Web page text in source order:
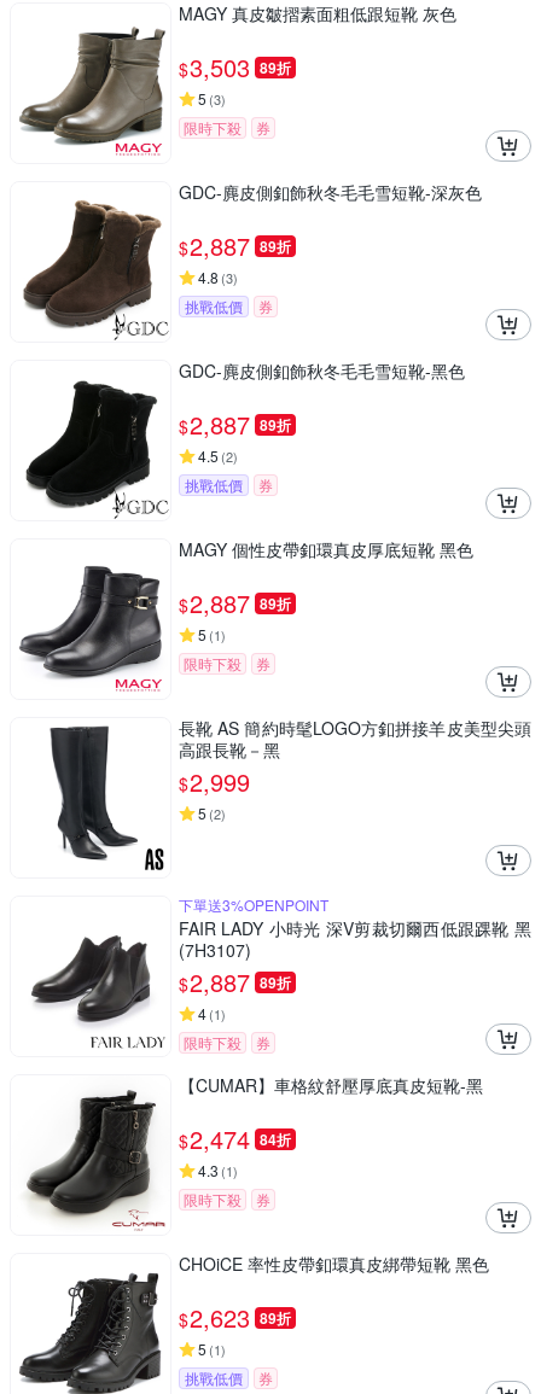
MAGY 真皮皺摺素面粗低跟短靴 灰色
$3,503 89折
5 (3)
限時下殺 券
GDC-麂皮側釦飾秋冬毛毛雪短靴-深灰色
$2,887 89折
4.8 (3)
挑戰低價 券
GDC-麂皮側釦飾秋冬毛毛雪短靴-黑色
$2,887 89折
4.5 (2)
挑戰低價 券
MAGY 個性皮帶釦環真皮厚底短靴 黑色
$2,887 89折
5 (1)
限時下殺 券
長靴 AS 簡約時髦LOGO方釦拼接羊皮美型尖頭
高跟長靴－黑
$2,999
5 (2)
下單送3%OPENPOINT
FAIR LADY 小時光 深V剪裁切爾西低跟踝靴 黑
(7H3107)
$2,887 89折
4(1)
限時下殺 券
【CUMAR】車格紋舒壓厚底真皮短靴-黑
$2,474 84折
4.3 (1)
限時下殺 券
CHOiCE 率性皮帶釦環真皮綁帶短靴 黑色
$2,623 89折
5 (1)
挑戰低價 券